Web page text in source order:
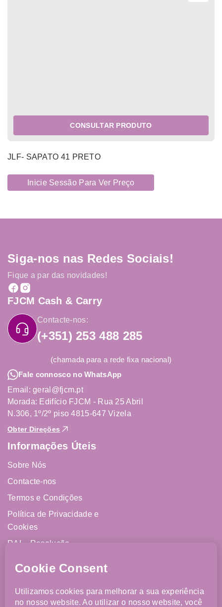
CONSULTAR PRODUTO
JLF- SAPATO 41 PRETO
Inicie Sessão Para Ver Preço
Siga-nos nas Redes Sociais!
Fique a par das novidades!
FJCM Cash & Carry
Contacte-nos:
(+351) 253 488 285
(chamada para a rede fixa nacional)
Fale connosco no WhatsApp
Email: geral@fjcm.pt
Morada: Edifício FJCM - Rua 25 Abril
N.306, 1º/2º piso 4815-647 Vizela
Obter Direções
Informações Úteis
Sobre Nós
Contacte-nos
Termos e Condições
Política de Privacidade e
Cookies
RAL - Resolução
Livro de Reclamações